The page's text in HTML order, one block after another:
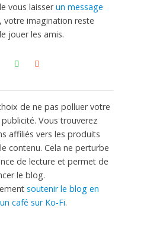
vous laisserun message
votre imagination reste
jouer les amis.
de ne pas polluer votre
Vous trouverez
affiliés vers les produits
contenu. Cela ne perturbe
de lecture et permet de
le blog.
soutenir le blog en
café sur Ko-Fi.